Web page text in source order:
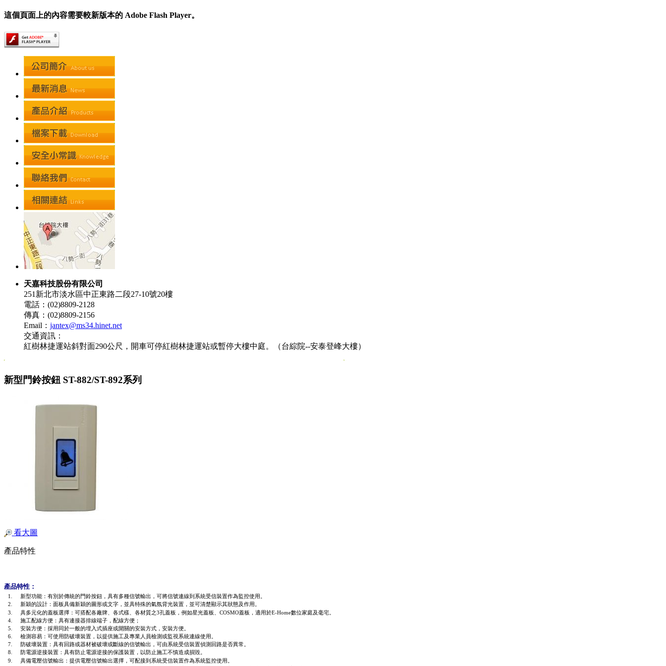
這個頁面上的內容需要較新版本的 Adobe Flash Player。
天嘉科技股份有限公司
251新北市淡水區中正東路二段27-10號20樓
電話：(02)8809-2128
傳真：(02)8809-2156
Email： jantex@ms34.hinet.net
交通資訊：
紅樹林捷運站斜對面290公尺，開車可停紅樹林捷運站或暫停大樓中庭。（台綜院--安泰登峰大樓）
新型門鈴按鈕 ST-882/ST-892系列
看大圖
產品特性
產品特性：
1. 新型功能：有別於傳統的門鈴按鈕，具有多種信號輸出，可將信號連線到系統受信裝置作為監控使用 。
2.
新穎的設計：面板具備新穎的圖形或文字，並具特殊的氣氛背光裝置，並可清楚顯示其狀態及作用。
3.
具多元化的蓋板選擇：可搭配各廠牌、各式樣、各材質之3孔蓋板，例如星光蓋板、 COSMO蓋板，適用於E-Home數位家庭及毫宅。
4.
施工配線方便：具有連接器排線端子，配線方便；
5.
安裝方便：採用同於一般的埋入式插座或開關的安裝方式，安裝方便。
6.
檢測容易：可使用 防破壞裝置 ， 以提供施工及專業人員檢測或監視系統連線使用 。
7.
防破壞裝置：具有回路或器材被破壞或斷線的信號輸出， 可由系統受信裝置偵測回路是否異常。
8.
防電源逆接裝置：具有防止電源逆接的保護裝置，以防止施工不慎造成損毀。
9.
具備電壓信號輸出 ： 提供電壓信號輸出選擇， 可配接到 系統受信裝置作為系統監控使用 。